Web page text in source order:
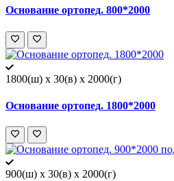
Основание ортопед. 800*2000
1800(ш) x 30(в) x 2000(г)
Основание ортопед. 1800*2000
900(ш) x 30(в) x 2000(г)